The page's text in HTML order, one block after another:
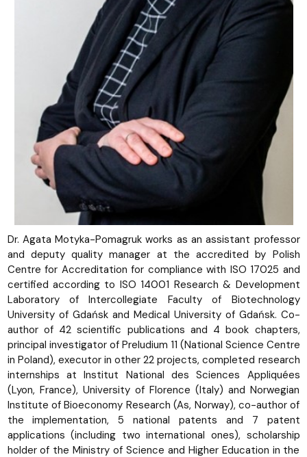
Dr. Agata Motyka-Pomagruk works as an assistant professor
and deputy quality manager at the accredited by Polish
Centre for Accreditation for compliance with ISO 17025 and
certified according to ISO 14001 Research & Development
Laboratory of Intercollegiate Faculty of Biotechnology
University of Gdańsk and Medical University of Gdańsk. Co-
author of 42 scientific publications and 4 book chapters,
principal investigator of Preludium 11 (National Science Centre
in Poland), executor in other 22 projects, completed research
internships at Institut National des Sciences Appliquées
(Lyon, France), University of Florence (Italy) and Norwegian
Institute of Bioeconomy Research (As, Norway), co-author of
the implementation, 5 national patents and 7 patent
applications (including two international ones), scholarship
holder of the Ministry of Science and Higher Education in the